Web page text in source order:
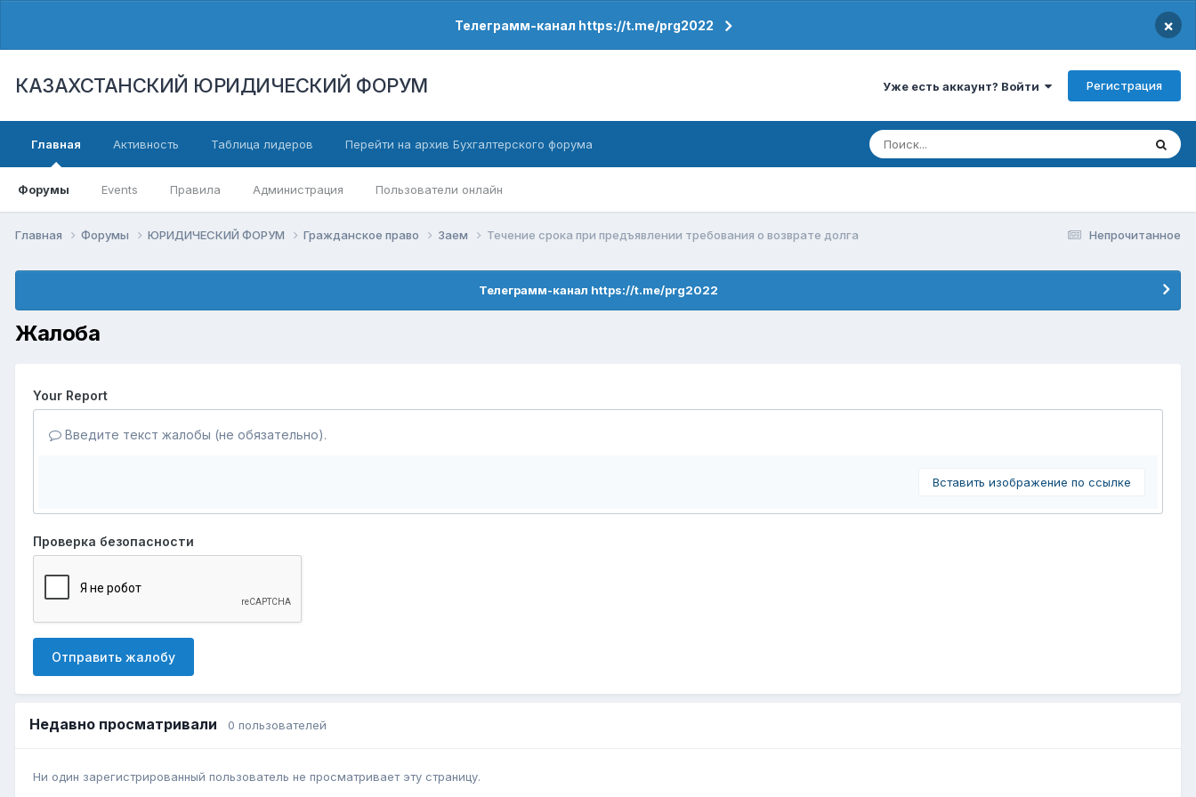
Телеграмм-канал https://t.me/prg2022 ×
КАЗАХСТАНСКИЙ ЮРИДИЧЕСКИЙ ФОРУМ Уже есть аккаунт? Войти Регистрация
Главная
Форумы Events Правила Администрация Пользователи онлайн
Активность Таблица лидеров Перейти на архив Бухгалтерского форума
Непрочитанное
Главная Форумы ЮРИДИЧЕСКИЙ ФОРУМ Гражданское право Заем Течение срока при предъявлении требования о возврате долга
Телеграмм-канал https://t.me/prg2022
Жалоба
Your Report
Введите текст жалобы (не обязательно).
Вставить изображение по ссылке
Проверка безопасности
Отправить жалобу
Недавно просматривали 0 пользователей
Ни один зарегистрированный пользователь не просматривает эту страницу.